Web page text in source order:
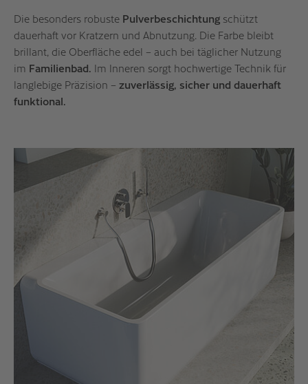
Die besonders robuste Pulverbeschichtung schützt
dauerhaft vor Kratzern und Abnutzung. Die Farbe bleibt
brillant, die Oberfläche edel – auch bei täglicher Nutzung
im Familienbad. Im Inneren sorgt hochwertige Technik für
langlebige Präzision – zuverlässig, sicher und dauerhaft
funktional.